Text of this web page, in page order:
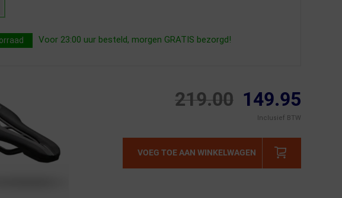
Voor 23:00 uur besteld, morgen GRATIS bezorgd!
219.00 149.95
Inclusief BTW
VOEG TOE AAN WINKELWAGEN